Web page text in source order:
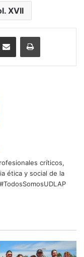
XVII
Share via Email Print
críticos,
ética y social de la